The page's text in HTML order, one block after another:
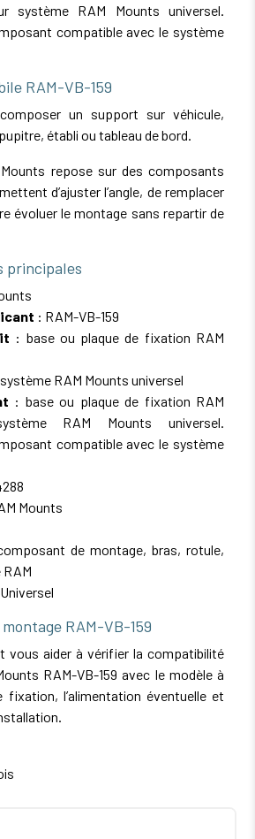
système RAM Mounts universel.
compatible avec le système
RAM-VB-159
un support sur véhicule,
établi ou tableau de bord.
repose sur des composants
d’ajuster l’angle, de remplacer
évoluer le montage sans repartir de
principales
: RAM-VB-159
: base ou plaque de fixation RAM
RAM Mounts universel
: base ou plaque de fixation RAM
RAM Mounts universel.
compatible avec le système
Mounts
de montage, bras, rotule,
RAM-VB-159
vous aider à vérifier la compatibilité
RAM-VB-159 avec le modèle à
fixation, l’alimentation éventuelle et